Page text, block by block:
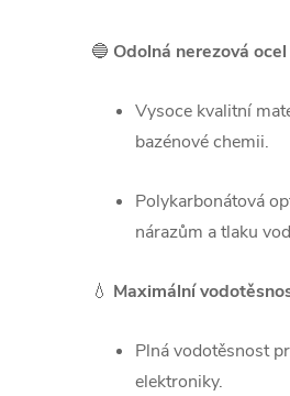
🔵 Odolná nerezová
Vysoce kvalitní
bazénové chemii.
Polykarbonátová
nárazům a tlaku
💧 Maximální
Plná vodotěsnost
elektroniky.